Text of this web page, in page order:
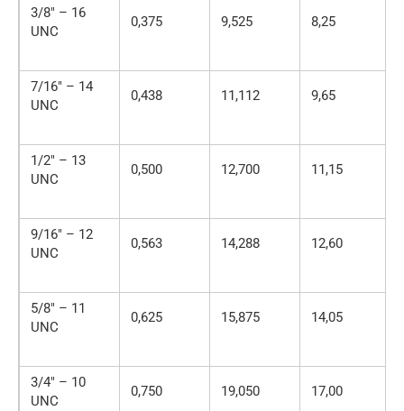
3/8″ – 16
UNC
0,375 9,525 8,25
7/16″ – 14
UNC
0,438 11,112 9,65
1/2″ – 13
UNC
0,500 12,700 11,15
9/16″ – 12
UNC
0,563 14,288 12,60
5/8″ – 11
UNC
0,625 15,875 14,05
3/4″ – 10
UNC
0,750 19,050 17,00